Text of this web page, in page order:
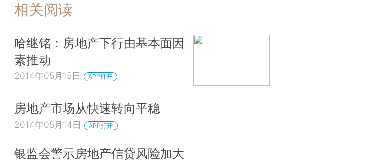
相关阅读
哈继铭：房地产下行由基本面因
素推动
2014年05月15日 APP打开
房地产市场从快速转向平稳
2014年05月14日 APP打开
银监会警示房地产信贷风险加大